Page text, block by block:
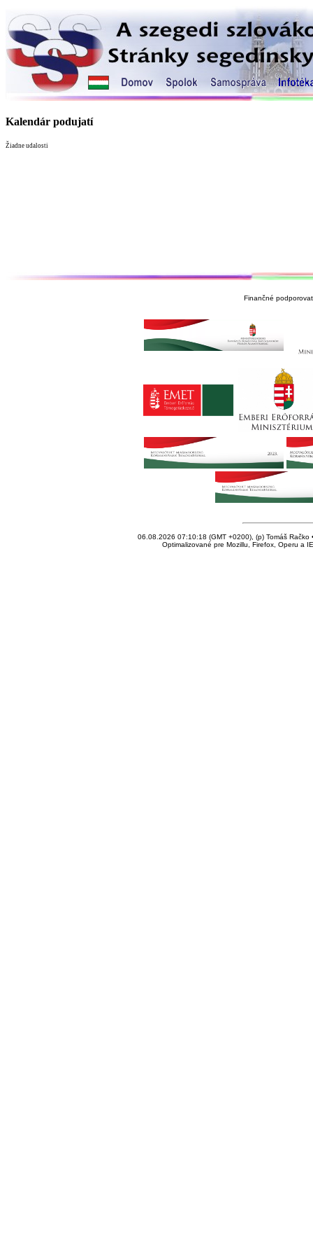
Kalendár podujatí
Žiadne udalosti
Finančné
06.08.2026 07:10:18 (GMT +0200), (p) Tomáš Račko
Optimalizované pre Mozillu, Firefox, Operu a